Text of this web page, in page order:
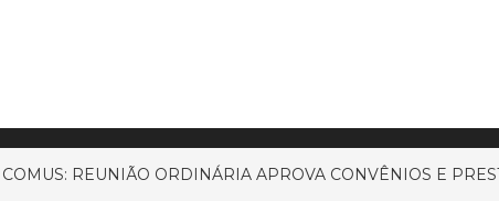
COMUS: REUNIÃO ORDINÁRIA APROVA CONVÊNIOS E